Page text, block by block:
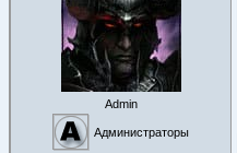
Admin
Администраторы